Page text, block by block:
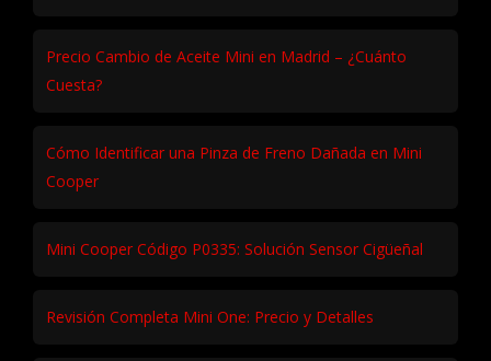
Precio Cambio de Aceite Mini en Madrid – ¿Cuánto
Cuesta?
Cómo Identificar una Pinza de Freno Dañada en Mini
Cooper
Mini Cooper Código P0335: Solución Sensor Cigüeñal
Revisión Completa Mini One: Precio y Detalles